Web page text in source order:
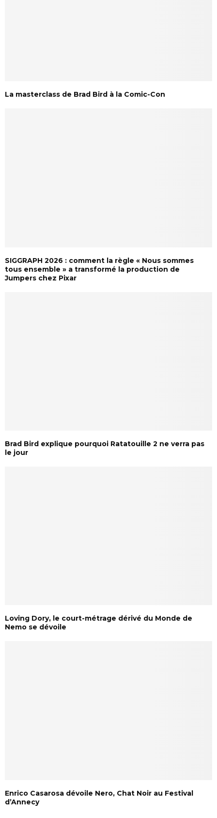
La masterclass de Brad Bird à la Comic-Con
SIGGRAPH 2026 : comment la règle « Nous sommes
tous ensemble » a transformé la production de
Jumpers chez Pixar
Brad Bird explique pourquoi Ratatouille 2 ne verra pas
le jour
Loving Dory, le court-métrage dérivé du Monde de
Nemo se dévoile
Enrico Casarosa dévoile Nero, Chat Noir au Festival
d’Annecy